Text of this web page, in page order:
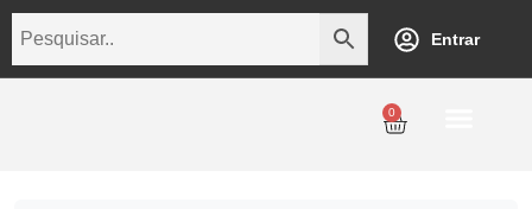
Entrar
0